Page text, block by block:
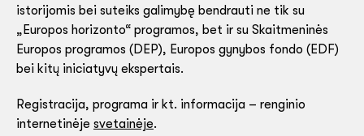
istorijomis bei suteiks galimybę bendrauti ne tik su
„Europos horizonto“ programos, bet ir su Skaitmeninės
Europos programos (DEP), Europos gynybos fondo (EDF)
bei kitų iniciatyvų ekspertais.
Registracija, programa ir kt. informacija – renginio
internetinėje svetainėje.